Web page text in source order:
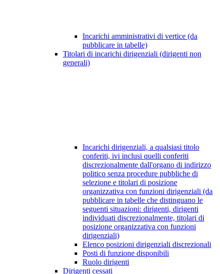
Incarichi amministrativi di vertice (da
pubblicare in tabelle)
Titolari di incarichi dirigenziali (dirigenti non
generali)
Incarichi dirigenziali, a qualsiasi titolo
conferiti, ivi inclusi quelli conferiti
discrezionalmente dall'organo di indirizzo
politico senza procedure pubbliche di
selezione e titolari di posizione
organizzativa con funzioni dirigenziali (da
pubblicare in tabelle che distinguano le
seguenti situazioni: dirigenti, dirigenti
individuati discrezionalmente, titolari di
posizione organizzativa con funzioni
dirigenziali)
Elenco posizioni dirigenziali discrezionali
Posti di funzione disponibili
Ruolo dirigenti
Dirigenti cessati